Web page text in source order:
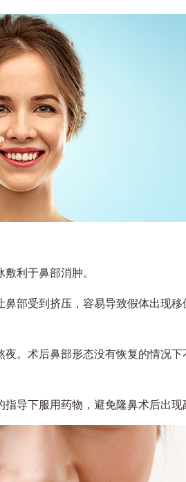
利于鼻部消肿。
部受到挤压，容易导致假体出现移
。术后鼻部形态没有恢复的情况下
下服用药物，避免隆鼻术后出现